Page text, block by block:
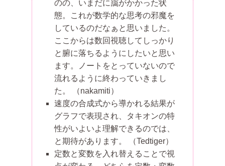
のの、いまだに靄がかかった状
態。これが数学的な思考の邪魔を
しているのだなぁと思いました。
ここからは数回視聴してしっかり
と腑に落ちるようにしたいと思い
ます。ノートをとっていないので
流れるように終わっていきまし
た。
（nakamiti）
速度の合成式から導かれる結果が
グラフで表現され、タキオンの特
性がいよいよ理解できるのでは、
と期待があります。
（Tedtiger）
定数と変数を入れ替えることで視